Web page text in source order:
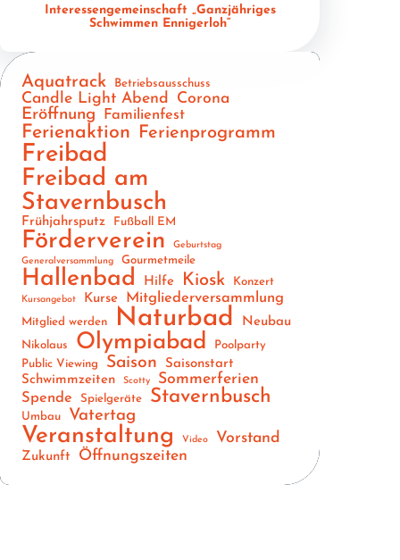
Interessengemeinschaft „Ganzjähriges
Schwimmen Ennigerloh“
Aquatrack Betriebsausschuss
Candle Light Abend Corona
Eröffnung Familienfest
Ferienaktion Ferienprogramm
Freibad
Freibad am
Stavernbusch
Frühjahrsputz Fußball EM
Förderverein
Geburtstag
Generalversammlung
Gourmetmeile
Hallenbad Hilfe Kiosk Konzert
Kursangebot Kurse Mitgliederversammlung
Mitglied werden Naturbad Neubau
Nikolaus Olympiabad
Poolparty
Public Viewing
Saison
Saisonstart
Schwimmzeiten
Scotty Sommerferien
Spende Spielgeräte Stavernbusch
Umbau Vatertag
Veranstaltung Video Vorstand
Zukunft Öffnungszeiten